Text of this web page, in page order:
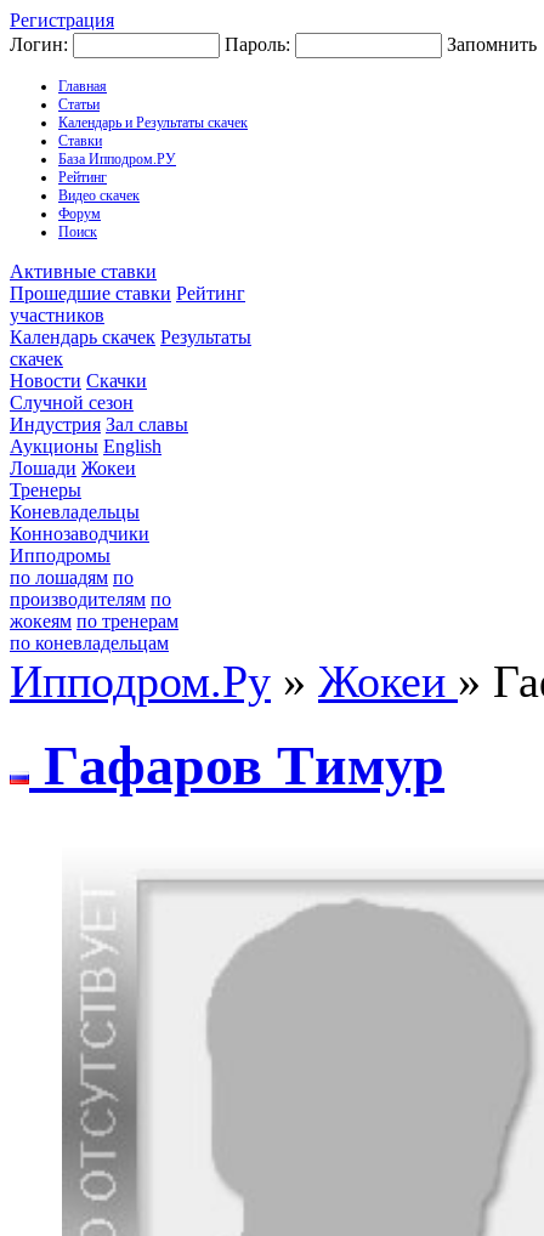
Регистрация
Логин:
Пароль: Запомнить
Главная
Статьи
Календарь и Результаты скачек
Ставки
База Ипподром.РУ
Рейтинг
Видео скачек
Форум
Поиск
Активные ставки
Прошедшие ставки Рейтинг
участников
Календарь скачек Результаты
скачек
Новости Скачки
Случной сезон
Индустрия Зал славы
Аукционы English
Лошади Жокеи
Тренеры
Коневладельцы
Коннозаводчики
Ипподромы
по лошадям по
производителям по
жокеям по тренерам
по коневладельцам
Ипподром.Ру » Жокеи »
Гaфaров Tимур